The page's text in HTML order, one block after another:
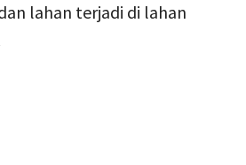
lahan terjadi di lahan